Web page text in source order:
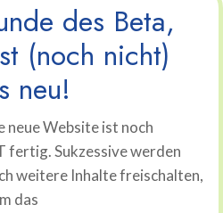
des Beta,
(noch nicht)
neu!
neue Website ist noch
fertig. Sukzessive werden
weitere Inhalte freischalten,
das